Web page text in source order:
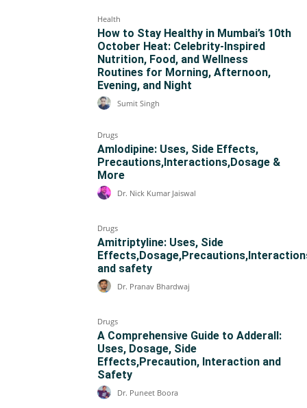
Health
How to Stay Healthy in Mumbai’s 10th
October Heat: Celebrity-Inspired
Nutrition, Food, and Wellness
Routines for Morning, Afternoon,
Evening, and Night
Sumit Singh
Drugs
Amlodipine: Uses, Side Effects,
Precautions,Interactions,Dosage &
More
Dr. Nick Kumar Jaiswal
Drugs
Amitriptyline: Uses, Side
and safety
Dr. Pranav Bhardwaj
Drugs
A Comprehensive Guide to Adderall:
Uses, Dosage, Side
Effects,Precaution, Interaction and
Safety
Dr. Puneet Boora